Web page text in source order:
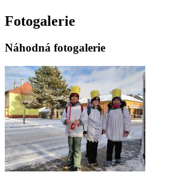
Fotogalerie
Náhodná fotogalerie